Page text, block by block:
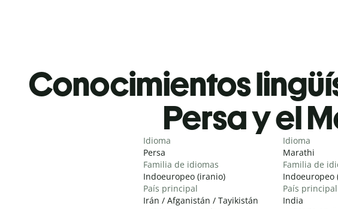
Conocimientos
Persa y el
Idioma
Persa
Familia de idiomas
Indoeuropeo (iranio)
País principal
Irán / Afganistán / Tayikistán
Idioma
Marathi
Familia de
Indoeuropeo
País principal
India